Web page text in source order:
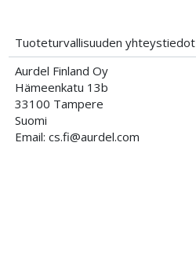
Tuoteturvallisuuden yhteystiedot
Aurdel Finland Oy
Hämeenkatu 13b
33100 Tampere
Suomi
Email: cs.fi@aurdel.com